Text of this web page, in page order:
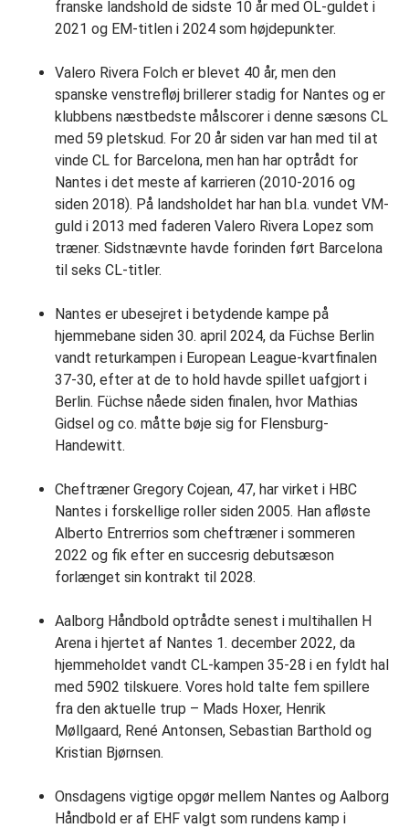
franske landshold de sidste 10 år med OL-guldet i
2021 og EM-titlen i 2024 som højdepunkter.
Valero Rivera Folch er blevet 40 år, men den
spanske venstrefløj brillerer stadig for Nantes og er
klubbens næstbedste målscorer i denne sæsons CL
med 59 pletskud. For 20 år siden var han med til at
vinde CL for Barcelona, men han har optrådt for
Nantes i det meste af karrieren (2010-2016 og
siden 2018). På landsholdet har han bl.a. vundet VM-
guld i 2013 med faderen Valero Rivera Lopez som
træner. Sidstnævnte havde forinden ført Barcelona
til seks CL-titler.
Nantes er ubesejret i betydende kampe på
hjemmebane siden 30. april 2024, da Füchse Berlin
vandt returkampen i European League-kvartfinalen
37-30, efter at de to hold havde spillet uafgjort i
Berlin. Füchse nåede siden finalen, hvor Mathias
Gidsel og co. måtte bøje sig for Flensburg-
Handewitt.
Cheftræner Gregory Cojean, 47, har virket i HBC
Nantes i forskellige roller siden 2005. Han afløste
Alberto Entrerrios som cheftræner i sommeren
2022 og fik efter en succesrig debutsæson
forlænget sin kontrakt til 2028.
Aalborg Håndbold optrådte senest i multihallen H
Arena i hjertet af Nantes 1. december 2022, da
hjemmeholdet vandt CL-kampen 35-28 i en fyldt hal
med 5902 tilskuere. Vores hold talte fem spillere
fra den aktuelle trup – Mads Hoxer, Henrik
Møllgaard, René Antonsen, Sebastian Barthold og
Kristian Bjørnsen.
Onsdagens vigtige opgør mellem Nantes og Aalborg
Håndbold er af EHF valgt som rundens kamp i